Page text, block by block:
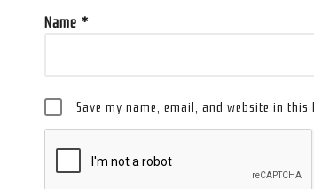
Name *
Save my name, email, and website in